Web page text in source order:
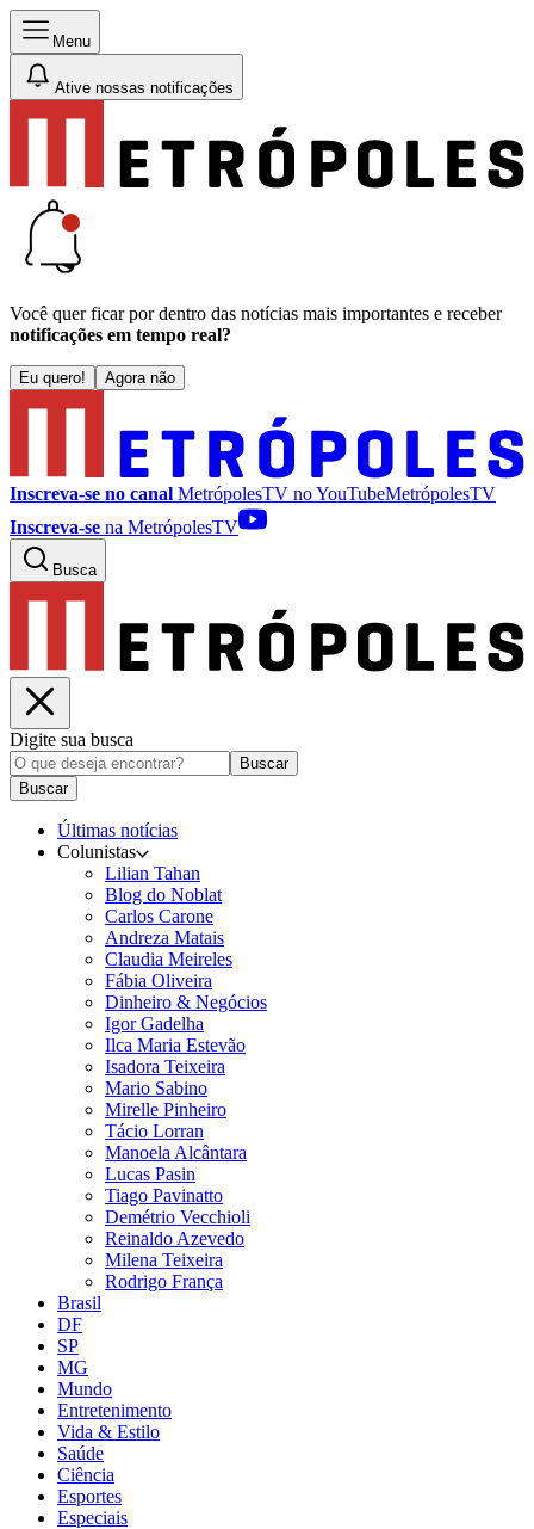
Menu
Ative nossas notificações
Você quer ficar por dentro das notícias mais importantes e receber
notificações em tempo real?
Eu quero! Agora não
Inscreva-se no canal MetrópolesTV noYouTubeMetrópolesTV
Inscreva-se na MetrópolesTV
Busca
Digite sua busca
Buscar
Buscar
Últimas notícias
Colunistas
Lilian Tahan
Blog do Noblat
Carlos Carone
Andreza Matais
Claudia Meireles
Fábia Oliveira
Dinheiro & Negócios
Igor Gadelha
Ilca Maria Estevão
Isadora Teixeira
Mario Sabino
Mirelle Pinheiro
Tácio Lorran
Manoela Alcântara
Lucas Pasin
Tiago Pavinatto
Demétrio Vecchioli
Reinaldo Azevedo
Milena Teixeira
Rodrigo França
Brasil
DF
SP
MG
Mundo
Entretenimento
Vida & Estilo
Saúde
Ciência
Esportes
Especiais